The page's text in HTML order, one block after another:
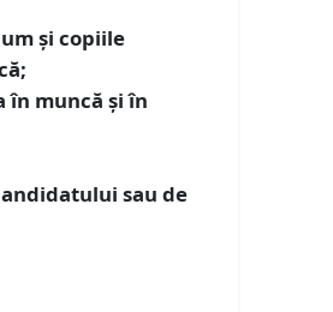
şi copiile
muncă și în
sau de